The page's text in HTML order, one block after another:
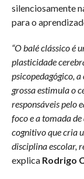
silenciosamente
para o
“O balé clássico é
plasticidade
psicopedagógico,
grossa estimula o
responsáveis pelo
foco e a tomada
cognitivo que cria
disciplina escolar,
explica Rodrigo